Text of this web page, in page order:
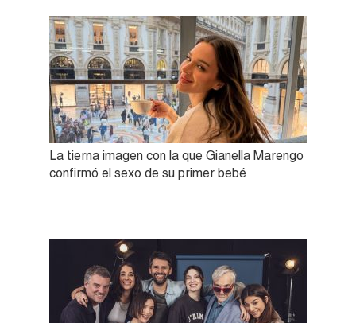
La tierna imagen con la que Gianella Marengo
confirmó el sexo de su primer bebé